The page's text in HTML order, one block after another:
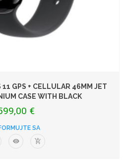
11 GPS + CELLULAR 46MM JET
CASE WITH BLACK
€
SA